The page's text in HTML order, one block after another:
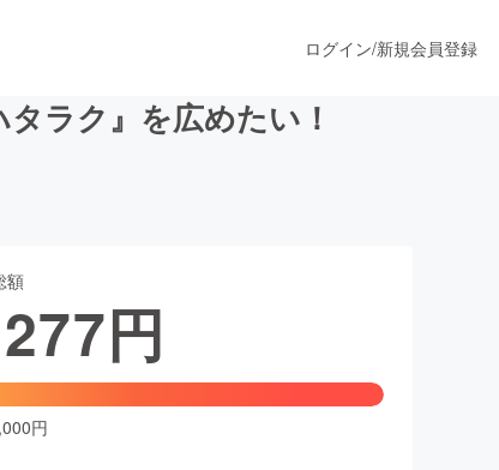
ファッション
ログイン/新規会員登録
ラク』を広めたい！
額
円
円